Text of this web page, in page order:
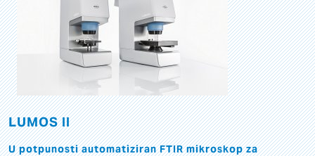
LUMOS II
U potpunosti automatiziran FTIR mikroskop za